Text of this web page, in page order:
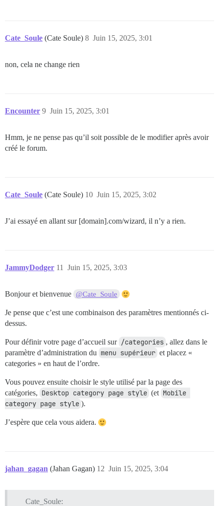
Cate_Soule (Cate Soule) Juin 15, 2025, 3:01
8
non, cela ne change rien
Encounter Juin 15, 2025, 3:01
9
Hmm, je ne pense pas qu’il soit possible de le modifier après avoir
créé le forum.
Cate_Soule (Cate Soule) Juin 15, 2025, 3:02
10
J’ai essayé en allant sur [domain].com/wizard, il n’y a rien.
JammyDodger Juin 15, 2025, 3:03
11
Bonjour et bienvenue @Cate_Soule
Je pense que c’est une combinaison des paramètres mentionnés ci-
dessus.
Pour définir votre page d’accueil sur /categories , allez dans le
paramètre d’administration du menu supérieur et placez «
categories » en haut de l’ordre.
Vous pouvez ensuite choisir le style utilisé par la page des
catégories, Desktop category page style (et Mobile
category page style ).
J’espère que cela vous aidera.
jahan_gagan (Jahan Gagan) Juin 15, 2025, 3:04
12
Cate_Soule: